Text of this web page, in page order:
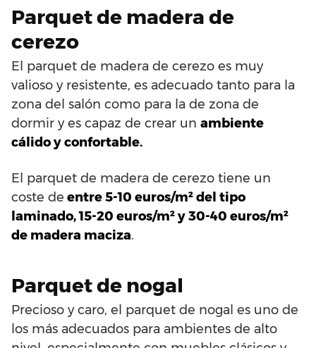
Parquet de madera de
cerezo
El parquet de madera de cerezo es muy
valioso y resistente, es adecuado tanto para la
zona del salón como para la de zona de
dormir y es capaz de crear un ambiente
cálido y confortable.
El parquet de madera de cerezo tiene un
coste de entre 5-10 euros/m² del tipo
laminado, 15-20 euros/m² y 30-40 euros/m²
de madera maciza.
Parquet de nogal
Precioso y caro, el parquet de nogal es uno de
los más adecuados para ambientes de alto